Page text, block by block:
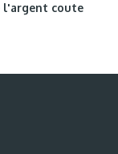
l'argent coute